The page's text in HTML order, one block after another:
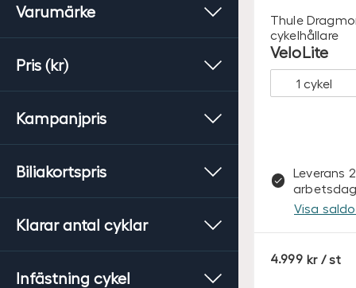
Varumärke
Pris (kr)
Kampanjpris
Biliakortspris
Klarar antal cyklar
Infästning cykel
Thule
cykelhållare
VeloLite
Leverans
Visa
4.999 S / st